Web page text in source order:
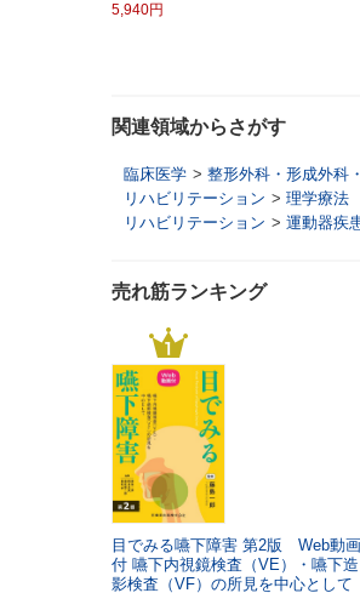
5,940円
関連領域からさがす
臨床医学 > 整形外科・形成外科
リハビリテーション > 理学療法
リハビリテーション > 運動器疾
売れ筋ランキング
目でみる嚥下障害 第2版 Web動画
付 嚥下内視鏡検査（VE）・嚥下造
影検査（VF）の所見を中心として